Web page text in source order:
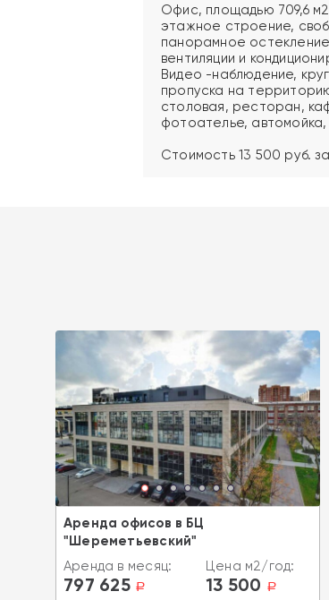
Офис, площадью 709,6
этажное строение,
панорамное
вентиляции и
Видео -наблюдение,
пропуска на
столовая, ресторан,
фотоателье,
Стоимость 13 500 руб.
Аренда офисов в БЦ
"Шереметьевский"
Аренда в месяц:
797 625 a
Цена м2/год:
13 500 a